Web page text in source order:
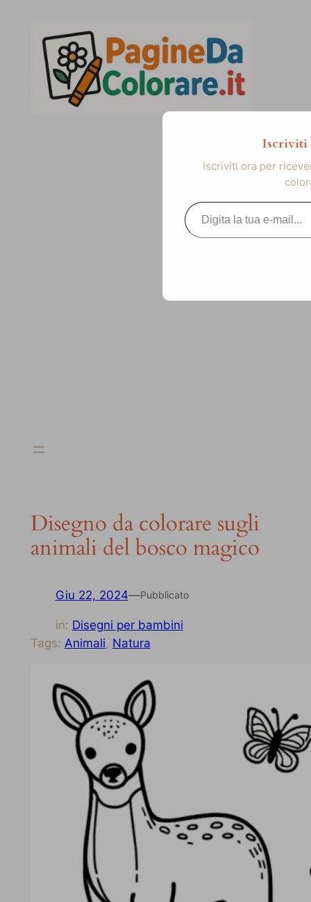
contenuto
Disegno da colorare sugli
animali del bosco magico
Giu 22, 2024—Pubblicato
in: Disegni per bambini
Tags: Animali, Natura
Iscriviti
Iscriviti ora per
Digita la tua e-mail...